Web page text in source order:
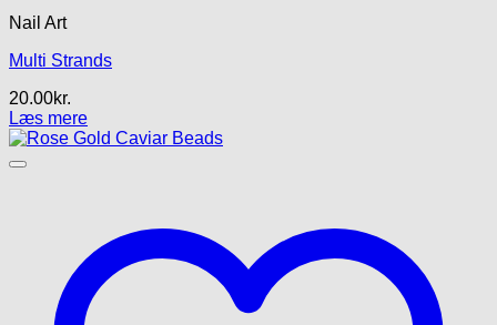
Nail Art
Multi Strands
20.00kr.
Læs mere